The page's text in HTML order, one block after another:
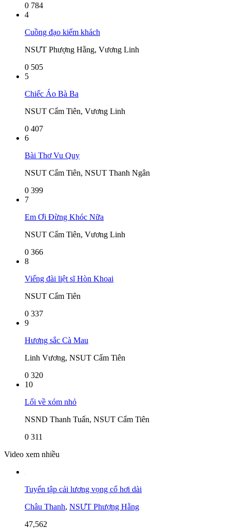
0 784
4
Cuồng đạo kiếm khách
NSƯT Phượng Hằng, Vương Linh
0 505
5
Chiếc Áo Bà Ba
NSUT Cẩm Tiên, Vương Linh
0 407
6
Bài Thơ Vu Quy
NSUT Cẩm Tiên, NSUT Thanh Ngân
0 399
7
Em Ơi Đừng Khóc Nữa
NSUT Cẩm Tiên, Vương Linh
0 366
8
Viếng đài liệt sĩ Hòn Khoai
NSUT Cẩm Tiên
0 337
9
Hương sắc Cà Mau
Linh Vương, NSUT Cẩm Tiên
0 320
10
Lối về xóm nhỏ
NSND Thanh Tuấn, NSUT Cẩm Tiên
0 311
Video xem nhiều
Tuyển tập cải lương vọng cổ hơi dài
Châu Thanh, NSƯT Phượng Hằng
47,562